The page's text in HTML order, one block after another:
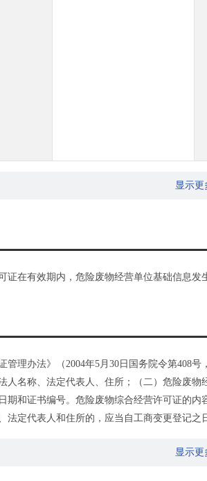
显示更
证在有效期内，危险废物经营单位基础信息
管理办法》（2004年5月30日国务院令第
人名称、法定代表人、住所；（二）危险废
期和证书编号。危险废物综合经营许可证的
法定代表人和住所的，应当自工商变更登记
显示更